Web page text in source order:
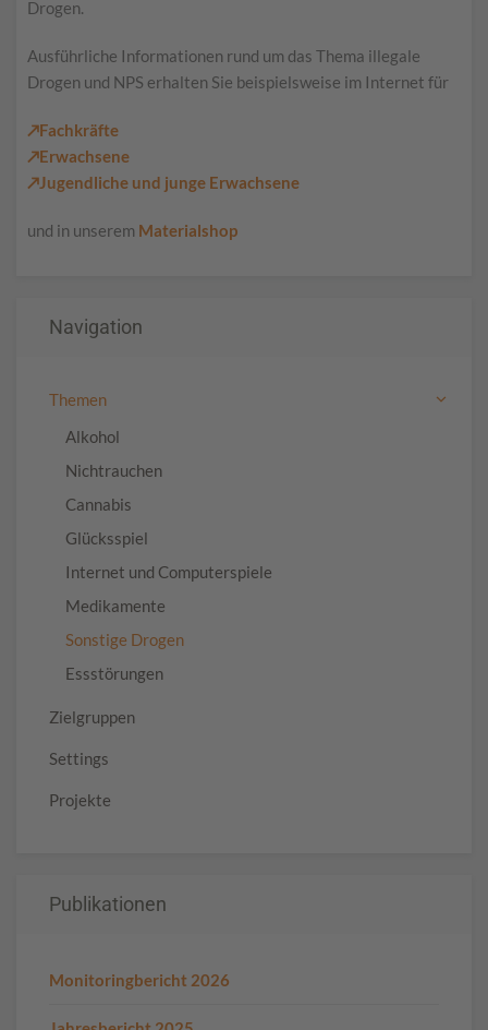
Drogen.
Ausführliche Informationen rund um das Thema illegale
Drogen und NPS erhalten Sie beispielsweise im Internet für
↗Fachkräfte
↗Erwachsene
↗Jugendliche und junge Erwachsene
und in unserem Materialshop
Navigation
Themen
Alkohol
Nichtrauchen
Cannabis
Glücksspiel
Internet und Computerspiele
Medikamente
Sonstige Drogen
Essstörungen
Zielgruppen
Settings
Projekte
Publikationen
Monitoringbericht 2026